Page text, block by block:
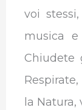
voi
musica
Chiudete
la Natura,